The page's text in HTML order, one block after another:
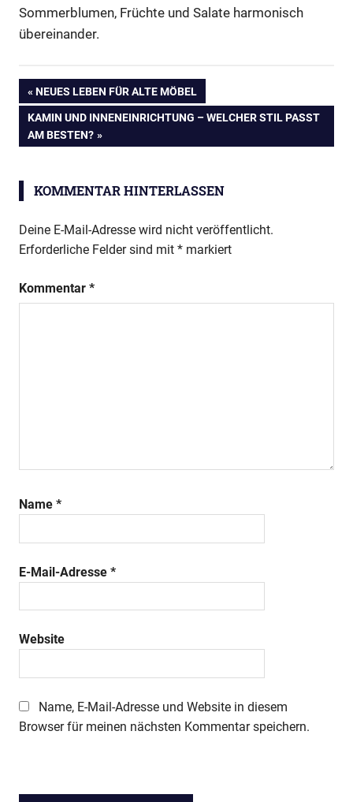
Sommerblumen, Früchte und Salate harmonisch
übereinander.
Gemüse
Gemüsegarten
Obst
Paprika
Tomaten
Beitragsnavigation
VORHERIGER
BEITRAG:
NEUES LEBEN FÜR ALTE MÖBEL
NÄCHSTER
BEITRAG:
KAMIN UND INNENEINRICHTUNG – WELCHER STIL PASST
AM BESTEN?
KOMMENTAR HINTERLASSEN
Deine E-Mail-Adresse wird nicht veröffentlicht.
Erforderliche Felder sind mit * markiert
Kommentar *
Name *
E-Mail-Adresse *
Website
Name, E-Mail-Adresse und Website in diesem
Browser für meinen nächsten Kommentar speichern.